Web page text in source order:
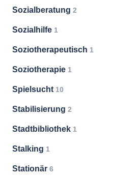
Sozialberatung 2
Sozialhilfe 1
Soziotherapeutisch 1
Soziotherapie 1
Spielsucht 10
Stabilisierung 2
Stadtbibliothek 1
Stalking 1
Stationär 6